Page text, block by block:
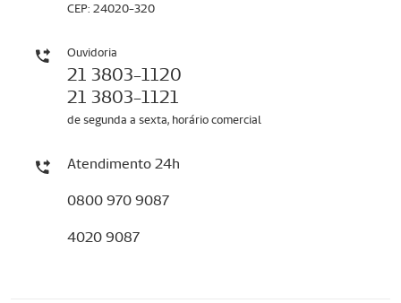
CEP: 24020-320
Ouvidoria
21 3803-1120
21 3803-1121
de segunda a sexta, horário comercial
Atendimento 24h
0800 970 9087
4020 9087